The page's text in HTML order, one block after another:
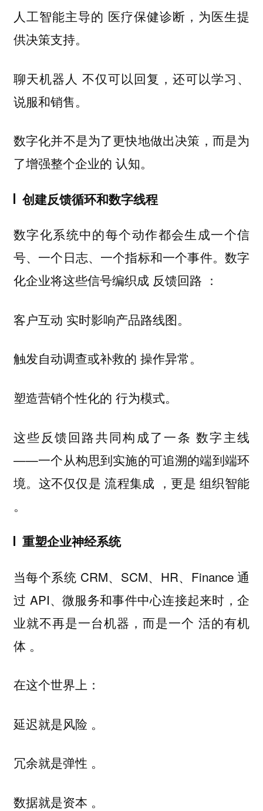
人工智能主导的 医疗保健诊断，为医生提
供决策支持。
聊天机器人 不仅可以回复，还可以学习、
说服和销售。
数字化并不是为了更快地做出决策，而是为
了增强整个企业的 认知。
创建反馈循环和数字线程
数字化系统中的每个动作都会生成一个信
号、一个日志、一个指标和一个事件。数字
化企业将这些信号编织成 反馈回路 ：
客户互动 实时影响产品路线图。
触发自动调查或补救的 操作异常。
塑造营销个性化的 行为模式。
这些反馈回路共同构成了一条数字主线
——一个从构思到实施的可追溯的端到端环
境。这不仅仅是流程集成 ，更是组织智能
。
重塑企业神经系统
当每个系统 CRM、SCM、HR、Finance 通
过 API、微服务和事件中心连接起来时，企
业就不再是一台机器，而是一个活的有机
体 。
在这个世界上：
延迟就是风险 。
冗余就是弹性 。
数据就是资本 。